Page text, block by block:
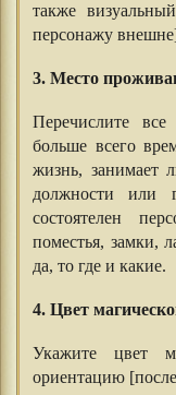
также
персонажу
3. Место
Перечислите
больше всего
жизнь, занимает
должности или
состоятелен
поместья, замки,
да, то где и какие.
4. Цвет
Укажите цвет
ориентацию